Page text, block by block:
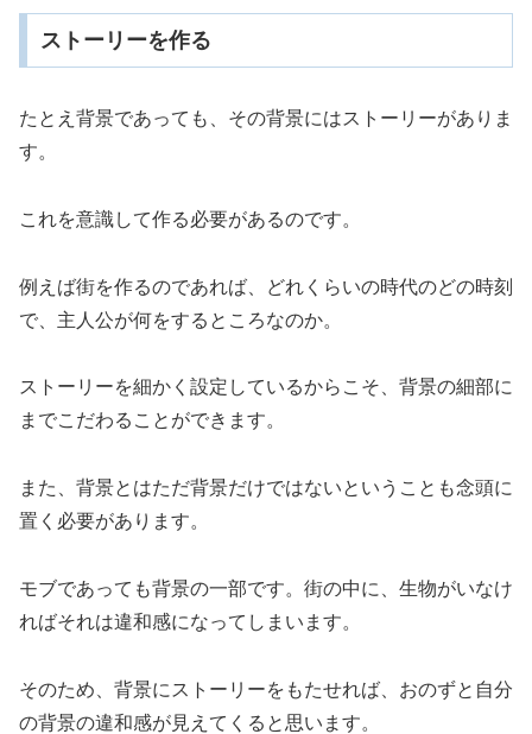
ストーリーを作る
たとえ背景であっても、その背景にはストーリーがありま
す。
これを意識して作る必要があるのです。
例えば街を作るのであれば、どれくらいの時代のどの時刻
で、主人公が何をするところなのか。
ストーリーを細かく設定しているからこそ、背景の細部に
までこだわることができます。
また、背景とはただ背景だけではないということも念頭に
置く必要があります。
モブであっても背景の一部です。街の中に、生物がいなけ
ればそれは違和感になってしまいます。
そのため、背景にストーリーをもたせれば、おのずと自分
の背景の違和感が見えてくると思います。